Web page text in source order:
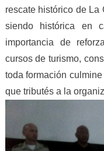
rescate histórico de La
siendo histórica en
importancia de
cursos de turismo,
toda formación
que tributés a la